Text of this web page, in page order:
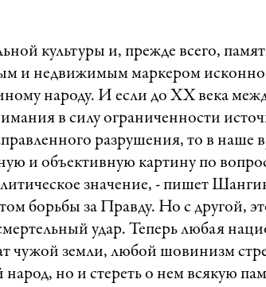
культуры и, прежде всего,
и недвижимым маркером
народу. И если до ХХ века
в силу ограниченности
разрушения, то в
и объективную картину по
значение, - пишет
борьбы за Правду. Но с другой,
удар. Теперь любая
чужой земли, любой шовинизм
народ, но и стереть о нем всякую